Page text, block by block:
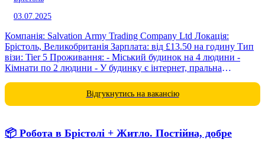
03.07.2025
Компанія: Salvation Army Trading Company Ltd Локація:
Брістоль, Великобританія Зарплата: від £13.50 на годину Тип
візи: Tier 5 Проживання: - Міський будинок на 4 людини -
Кімнати по 2 людини - У будинку є інтернет, пральна
Відгукнутись на вакансію
📦 Робота в Брістолі + Житло. Постійна, добре